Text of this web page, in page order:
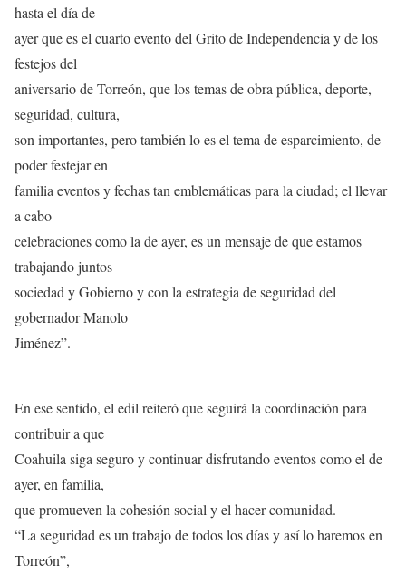
hasta el día de
ayer que es el cuarto evento del Grito de Independencia y de los
festejos del
aniversario de Torreón, que los temas de obra pública, deporte,
seguridad, cultura,
son importantes, pero también lo es el tema de esparcimiento, de
poder festejar en
familia eventos y fechas tan emblemáticas para la ciudad; el llevar
a cabo
celebraciones como la de ayer, es un mensaje de que estamos
trabajando juntos
sociedad y Gobierno y con la estrategia de seguridad del
gobernador Manolo
Jiménez”.
En ese sentido, el edil reiteró que seguirá la coordinación para
contribuir a que
Coahuila siga seguro y continuar disfrutando eventos como el de
ayer, en familia,
que promueven la cohesión social y el hacer comunidad.
“La seguridad es un trabajo de todos los días y así lo haremos en
Torreón”,